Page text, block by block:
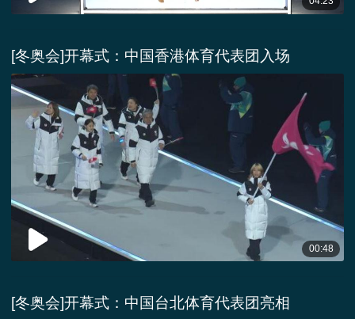
[冬奥会]开幕式：中国香港体育代表团入场
00:48
[冬奥会]开幕式：中国台北体育代表团亮相